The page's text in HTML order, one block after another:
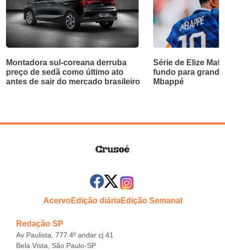
Montadora sul-coreana derruba
preço de sedã como último ato
antes de sair do mercado brasileiro
Série de Elize
fundo para
Mbappé
AcervoEdição diáriaEdição Semanal
Redação SP
Av Paulista, 777 4º andar cj 41
Bela Vista, São Paulo-SP